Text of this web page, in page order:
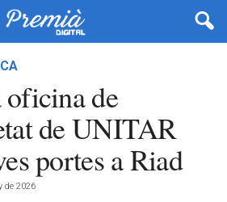
de
de UNITAR
portes a Riad
de 2026